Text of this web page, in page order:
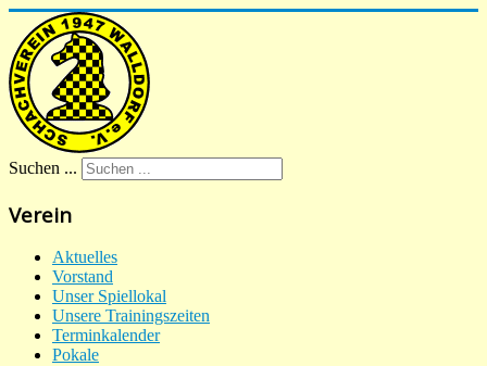
Suchen ...
Verein
Aktuelles
Vorstand
Unser Spiellokal
Unsere Trainingszeiten
Terminkalender
Pokale